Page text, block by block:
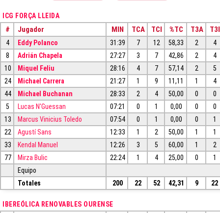
ICG FORÇA LLEIDA
# Jugador MIN TCA TCI %TC T3A T3I
4 Eddy Polanco 31:39 7 12 58,33 2
4
8
Adrián Chapela 27:27 3 7 42,86 2
4
10
Miquel Feliu 28:16 4 7 57,14 2
5
24
Michael Carrera 21:27 1 9 11,11 1
4
44
Michael Buchanan 28:33 2 4 50,00 0
0
5
Lucas N'Guessan 07:21 0 1 0,00 0
0
13
Marcus Vinicius Toledo 07:54 0 1 0,00 0
1
22
Agustí Sans 12:33 1 2 50,00 1
1
33
Kendal Manuel 12:26 3 5 60,00 1
2
77
Mirza Bulic 22:24 1 4 25,00 0
1
Equipo
Totales
200 22 52 42,31 9 22
IBEREÓLICA RENOVABLES OURENSE